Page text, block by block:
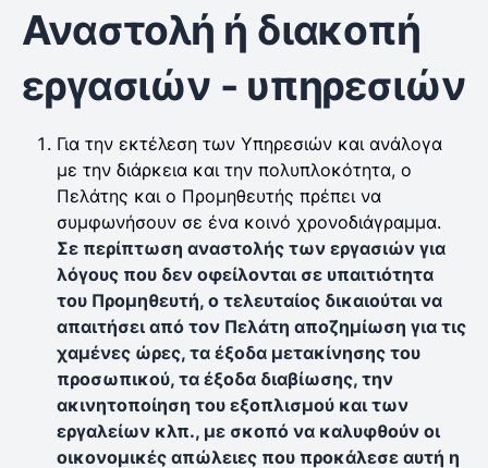
Αναστολή ή διακοπή
εργασιών - υπηρεσιών
Για την εκτέλεση των Υπηρεσιών και ανάλογα
με την διάρκεια και την πολυπλοκότητα, ο
Πελάτης και ο Προμηθευτής πρέπει να
συμφωνήσουν σε ένα κοινό χρονοδιάγραμμα.
Σε περίπτωση αναστολής των εργασιών για
λόγους που δεν οφείλονται σε υπαιτιότητα
του Προμηθευτή, ο τελευταίος δικαιούται να
απαιτήσει από τον Πελάτη αποζημίωση για τις
χαμένες ώρες, τα έξοδα μετακίνησης του
προσωπικού, τα έξοδα διαβίωσης, την
ακινητοποίηση του εξοπλισμού και των
εργαλείων κλπ., με σκοπό να καλυφθούν οι
οικονομικές απώλειες που προκάλεσε αυτή η